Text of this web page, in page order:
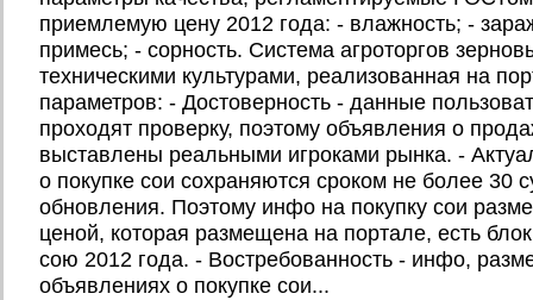
приемлемую цену 2012 года: - влажность; -
примесь; - сорность. Система агроторгов
техническими культурами, реализованная на
параметров: - Достоверность - данные
проходят проверку, поэтому объявления о
выставлены реальными игроками рынка. -
о покупке сои сохраняются сроком не более 30
обновления. Поэтому инфо на покупку сои
ценой, которая размещена на портале, есть
сою 2012 года. - Востребованность - инфо,
объявлениях о покупке сои...